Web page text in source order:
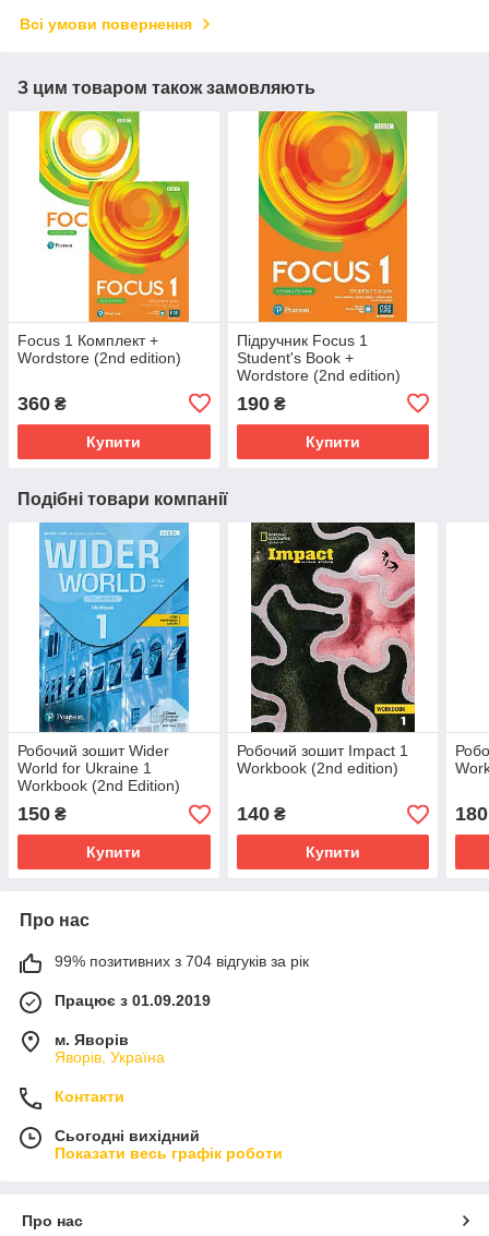
Всі умови повернення
З цим товаром також замовляють
Focus 1 Комплект +
Wordstore (2nd edition)
360 ₴
Купити
Підручник Focus 1
Student's Book +
Wordstore (2nd edition)
190₴
Купити
Подібні товари компанії
Робочий зошит Wider
World for Ukraine 1
Workbook (2nd Edition)
150 ₴
Купити
Робочий зошит Impact 1
Workbook (2nd edition)
140₴
Купити
180
Про нас
99% позитивних з 704 відгуків за рік
Працює з 01.09.2019
м. Яворів
Яворів, Україна
Контакти
Сьогодні вихідний
Показати весь графік роботи
Про нас